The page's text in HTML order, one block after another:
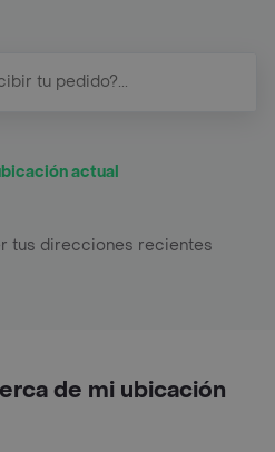
actual
tus direcciones recientes
de mi ubicación